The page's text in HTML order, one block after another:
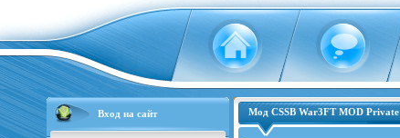
Вход на сайт Мод CSSB War3FT MOD Private